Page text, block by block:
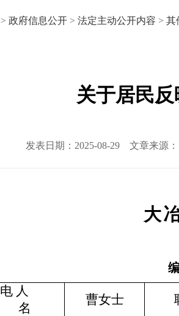
> 政府信息公开 > 法定主动公开内容 > 其
关于居民
发表日期：2025-08-29 文章来源
大
电 人
名
曹女士